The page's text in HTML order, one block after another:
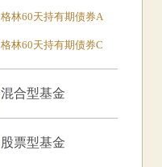
格林60天持有期债券A
格林60天持有期债券C
混合型基金
股票型基金